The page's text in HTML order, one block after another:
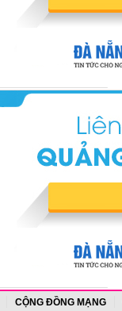
CỘNG ĐỒNG MẠNG